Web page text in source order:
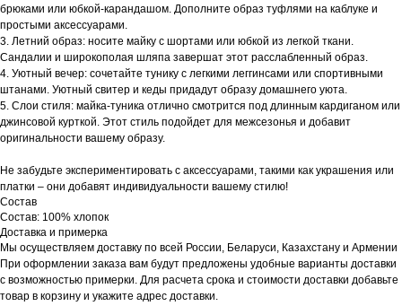
брюками или юбкой-карандашом. Дополните образ туфлями на каблуке и
простыми аксессуарами.
3. Летний образ: носите майку с шортами или юбкой из легкой ткани.
Сандалии и широкополая шляпа завершат этот расслабленный образ.
4. Уютный вечер: сочетайте тунику с легкими леггинсами или спортивными
штанами. Уютный свитер и кеды придадут образу домашнего уюта.
5. Слои стиля: майка-туника отлично смотрится под длинным кардиганом или
джинсовой курткой. Этот стиль подойдет для межсезонья и добавит
оригинальности вашему образу.
Не забудьте экспериментировать с аксессуарами, такими как украшения или
платки – они добавят индивидуальности вашему стилю!
Состав
Состав: 100% хлопок
Доставка и примерка
Мы осуществляем доставку по всей России, Беларуси, Казахстану и Армении
При оформлении заказа вам будут предложены удобные варианты доставки
с возможностью примерки. Для расчета срока и стоимости доставки добавьте
товар в корзину и укажите адрес доставки.